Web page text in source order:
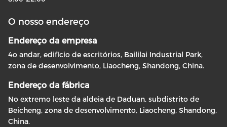
O nosso endereço
Endereço da empresa
4o andar, edifício de escritórios, Baililai Industrial Park,
zona de desenvolvimento, Liaocheng, Shandong, China.
Endereço da fábrica
No extremo leste da aldeia de Daduan, subdistrito de
Beicheng, zona de desenvolvimento, Liaocheng, Shandong,
China.